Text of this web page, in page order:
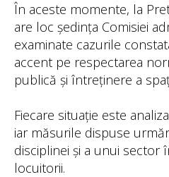
În aceste momente, la
are loc ședința Comisiei
examinate cazurile
accent pe respectarea
publică și întreținere a
Fiecare situație este
iar măsurile dispuse
disciplinei și a unui sector
locuitorii.